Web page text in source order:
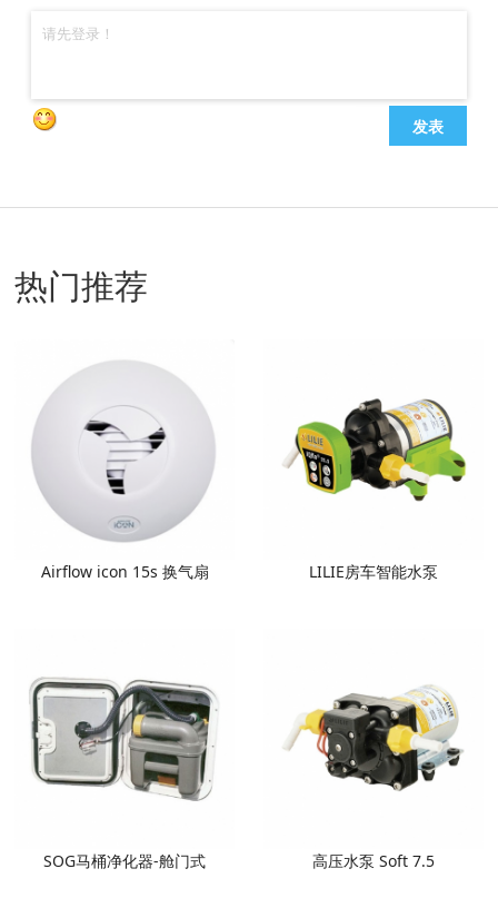
发表
热门推荐
Airflow icon 15s 换气扇 LILIE房车智能水泵
SOG马桶净化器-舱门式 高压水泵 Soft 7.5